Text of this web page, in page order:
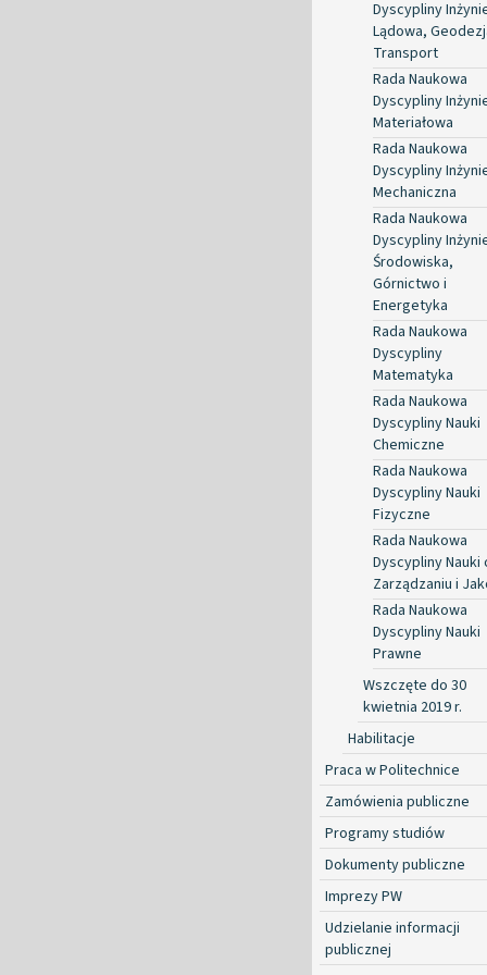
Dyscypliny
Lądowa,
Transport
Rada Naukowa
Dyscypliny
Materiałowa
Rada Naukowa
Dyscypliny
Mechaniczna
Rada Naukowa
Dyscypliny
Środowiska,
Górnictwo i
Energetyka
Rada Naukowa
Dyscypliny
Matematyka
Rada Naukowa
Dyscypliny Nauki
Chemiczne
Rada Naukowa
Dyscypliny Nauki
Fizyczne
Rada Naukowa
Dyscypliny Nauki
Zarządzaniu i
Rada Naukowa
Dyscypliny Nauki
Prawne
Wszczęte do 30
kwietnia 2019 r.
Habilitacje
Praca w Politechnice
Zamówienia publiczne
Programy studiów
Dokumenty publiczne
Imprezy PW
Udzielanie informacji
publicznej